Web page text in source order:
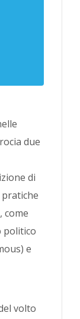
due
di
come
politico
e
volto